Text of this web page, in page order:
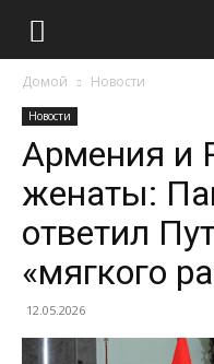
Домой Новости
Новости
Армения и
женаты:
ответил
«мягкого
12.05.2026